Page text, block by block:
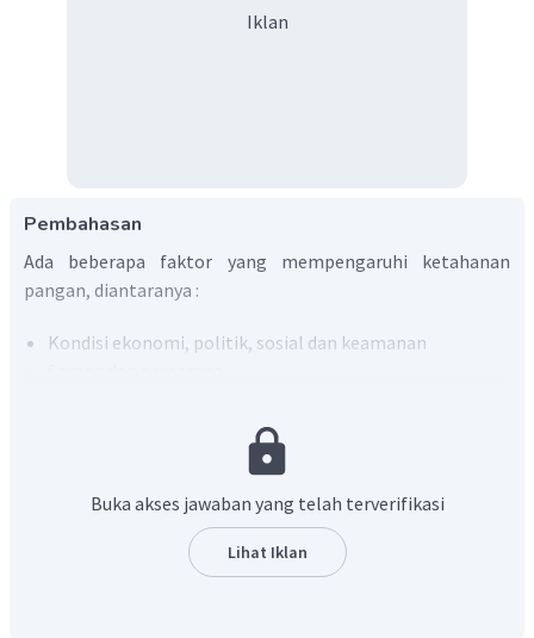
Iklan
Pembahasan
Ada beberapa faktor yang mempengaruhi ketahanan
pangan, diantaranya :
Kondisi ekonomi, politik, sosial dan keamanan
Pengadaan lahan yang tepat
Cuaca dan iklim merupakan salah faktor yang
mempengaruhi ketahanan pangan di Indonesia. Salah satu
Fenomena El Nino
. El Nino berpengaruh
Buka akses jawaban yang telah terverifikasi
Lihat Iklan